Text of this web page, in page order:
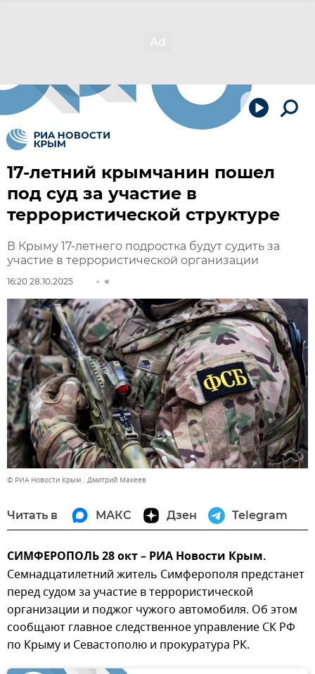
17-летний крымчанин пошел
под суд за участие в
террористической структуре
В Крыму 17-летнего подростка будут судить за
участие в террористической организации
16:20 28.10.2025
© РИА Новости Крым . Дмитрий Макеев
Читать в МАКС Дзен Telegram
СИМФЕРОПОЛЬ 28 окт – РИА Новости Крым.
Семнадцатилетний житель Симферополя предстанет
перед судом за участие в террористической
организации и поджог чужого автомобиля. Об этом
сообщают главное следственное управление СК РФ
по Крыму и Севастополю и прокуратура РК.